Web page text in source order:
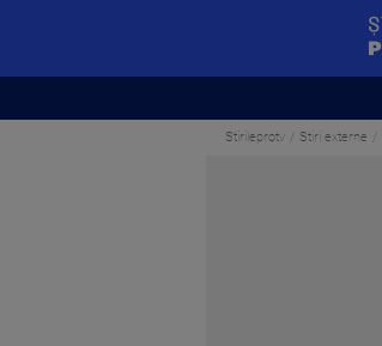
Stirileprotv Stiri externe